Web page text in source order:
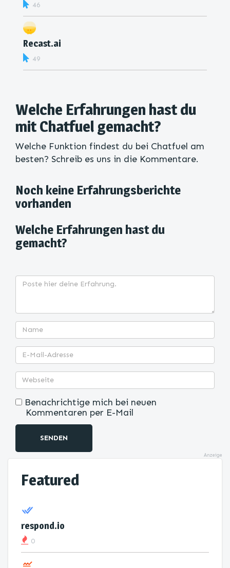
46
Recast.ai
49
Welche Erfahrungen hast du
mit Chatfuel gemacht?
Welche Funktion findest du bei Chatfuel am
besten? Schreib es uns in die Kommentare.
Noch keine Erfahrungsberichte
vorhanden
Welche Erfahrungen hast du
gemacht?
Benachrichtige mich bei neuen
Kommentaren per E-Mail
SENDEN
Anzeige
Featured
respond.io
0